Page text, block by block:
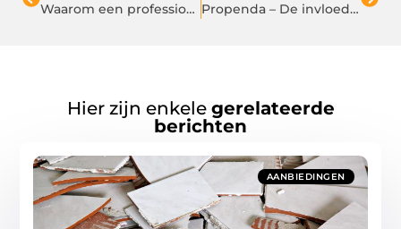
Waarom een professioneel schoonmaakbedrijf inschakelen? Propenda – De invloed van energieprestaties op de verkoop van uw woning
Hier zijn enkele gerelateerde
berichten
AANBIEDINGEN